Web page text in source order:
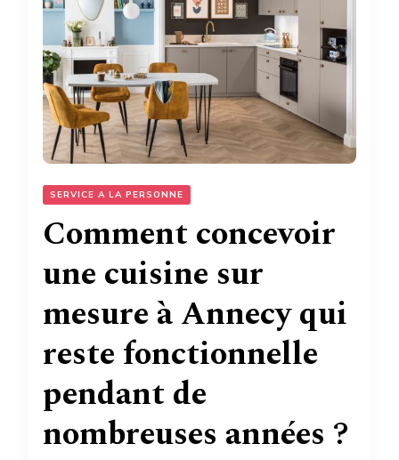
SERVICE A LA PERSONNE
Comment concevoir
une cuisine sur
mesure à Annecy qui
reste fonctionnelle
pendant de
nombreuses années ?